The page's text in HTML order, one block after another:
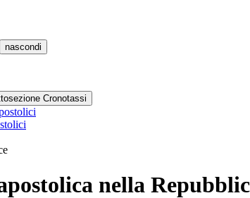
nascondi
Cronotassi
nella